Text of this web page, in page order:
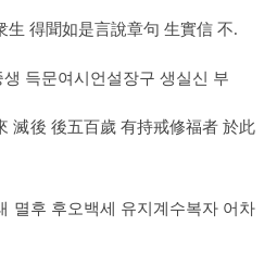
生 得聞如是言說章句 生實信 不.
득문여시언설장구 생실신 부
滅後 後五百歲 有持戒修福者 於此
멸후 후오백세 유지계수복자 어차